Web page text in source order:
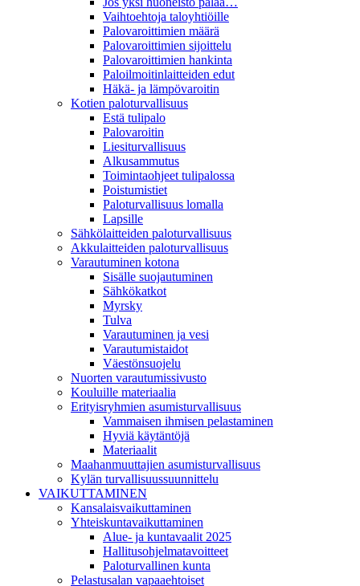
Vaihtoehtoja taloyhtiöille
Palovaroittimien määrä
Palovaroittimien sijoittelu
Palovaroittimien hankinta
Paloilmoitinlaitteiden edut
Häkä- ja lämpövaroitin
Kotien paloturvallisuus
Estä tulipalo
Palovaroitin
Liesiturvallisuus
Alkusammutus
Toimintaohjeet tulipalossa
Poistumistiet
Paloturvallisuus lomalla
Lapsille
Sähkölaitteiden paloturvallisuus
Akkulaitteiden paloturvallisuus
Varautuminen kotona
Sisälle suojautuminen
Sähkökatkot
Myrsky
Tulva
Varautuminen ja vesi
Varautumistaidot
Väestönsuojelu
Nuorten varautumissivusto
Kouluille materiaalia
Erityisryhmien asumisturvallisuus
Vammaisen ihmisen pelastaminen
Hyviä käytäntöjä
Materiaalit
Maahanmuuttajien asumisturvallisuus
Kylän turvallisuussuunnittelu
VAIKUTTAMINEN
Kansalaisvaikuttaminen
Yhteiskuntavaikuttaminen
Alue- ja kuntavaalit 2025
Hallitusohjelmatavoitteet
Paloturvallinen kunta
Pelastusalan vapaaehtoiset